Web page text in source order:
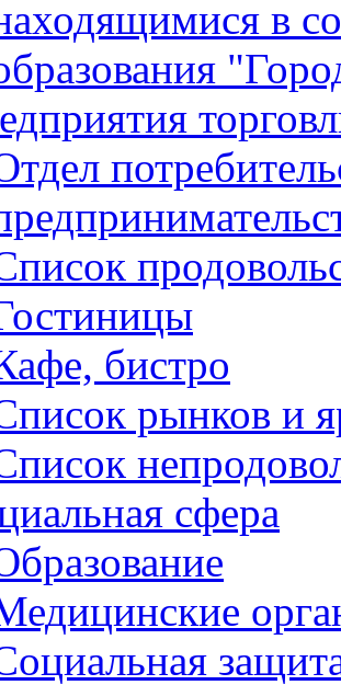
в
бистро
рынков и
сфера